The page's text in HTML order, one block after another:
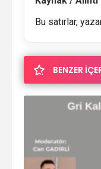
Bu satırlar,
BENZER